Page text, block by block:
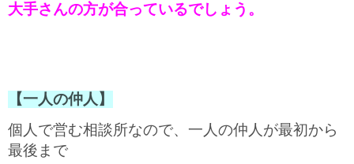
大手さんの方が合っているでしょう。
【一人の仲人】
個人で営む相談所なので、一人の仲人が最初から
最後まで